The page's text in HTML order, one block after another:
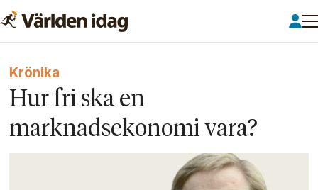
Krönika
Hur fri ska en
marknadsekonomi vara?